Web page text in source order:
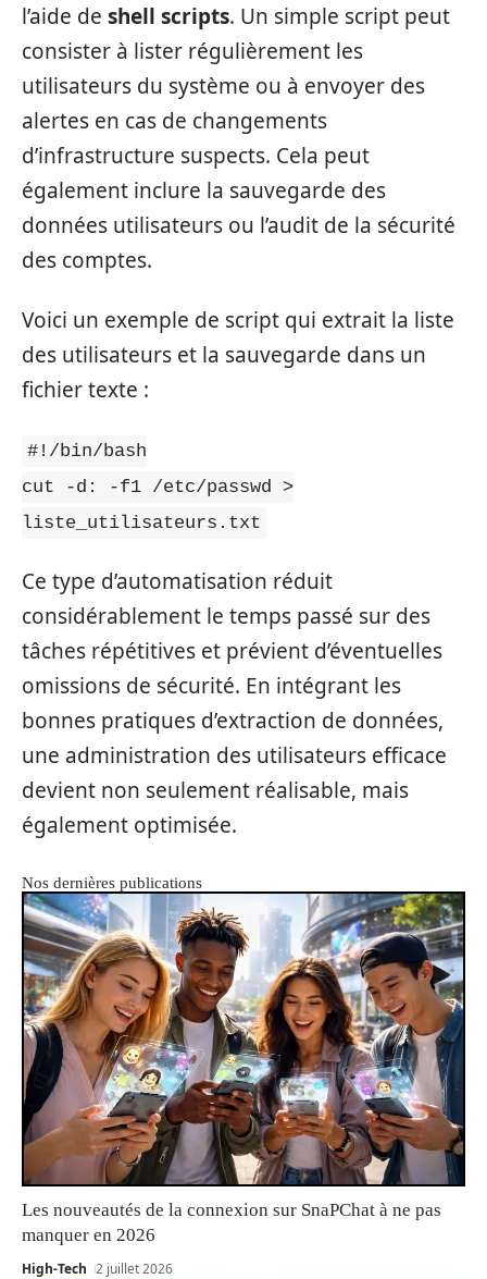
l’aide de shell scripts. Un simple script peut
consister à lister régulièrement les
utilisateurs du système ou à envoyer des
alertes en cas de changements
d’infrastructure suspects. Cela peut
également inclure la sauvegarde des
données utilisateurs ou l’audit de la sécurité
des comptes.
Voici un exemple de script qui extrait la liste
des utilisateurs et la sauvegarde dans un
fichier texte :
#!/bin/bash
cut -d: -f1 /etc/passwd >
liste_utilisateurs.txt
Ce type d’automatisation réduit
considérablement le temps passé sur des
tâches répétitives et prévient d’éventuelles
omissions de sécurité. En intégrant les
bonnes pratiques d’extraction de données,
une administration des utilisateurs efficace
devient non seulement réalisable, mais
également optimisée.
Nos dernières publications
Les nouveautés de la connexion sur SnaPChat à ne pas
manquer en 2026
High-Tech 2 juillet 2026